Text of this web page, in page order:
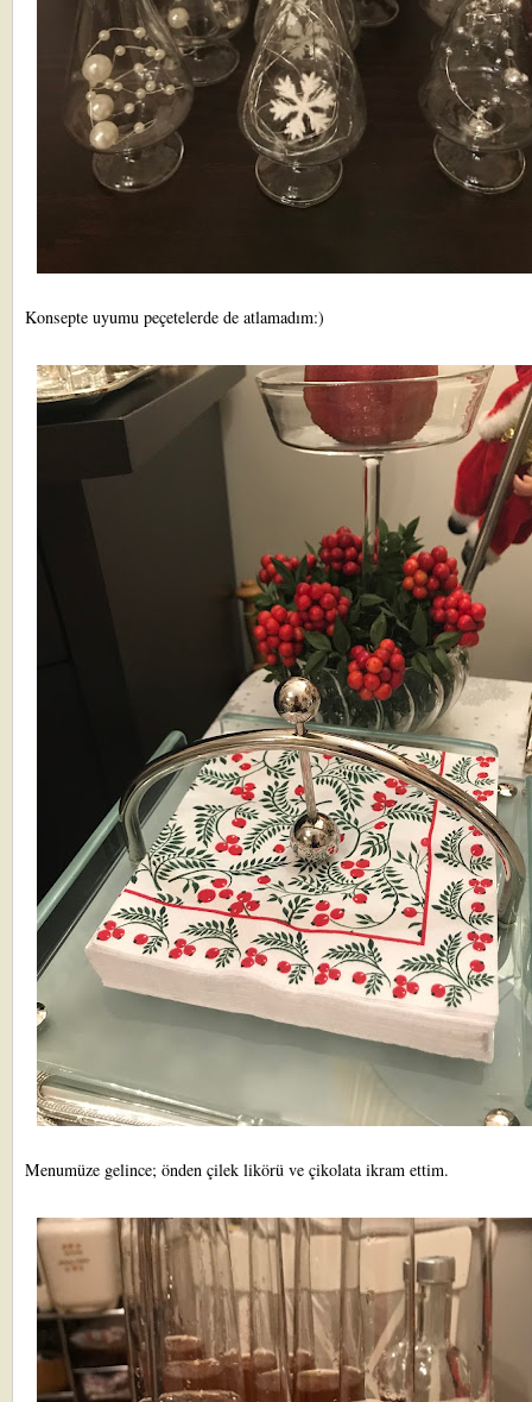
Konsepte uyumu peçetelerde de atlamadım:)
Menumüze gelince; önden çilek likörü ve çikolata ikram ettim.